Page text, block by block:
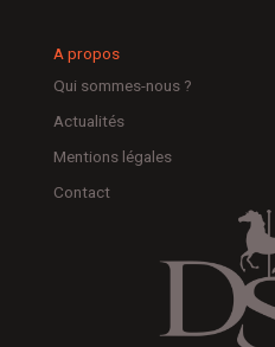
A propos
Qui sommes-nous ?
Actualités
Mentions légales
Contact